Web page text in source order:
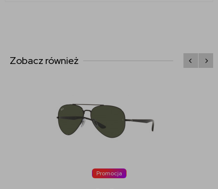
Zobacz również
Promocja